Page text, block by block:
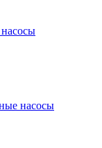
насосы